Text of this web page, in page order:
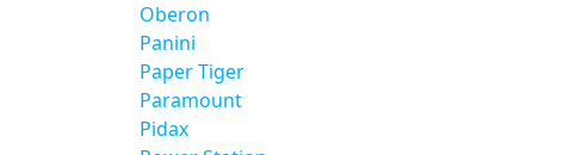
Oberon
Panini
Paper Tiger
Paramount
Pidax